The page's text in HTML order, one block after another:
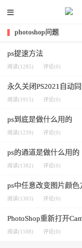
photoshop问题
ps提速方法
阅读(1285) 评论(0)
永久关闭PS2021自动
阅读(1915) 评论(0)
ps到底是做什么用的
阅读(1239) 评论(0)
ps的通道是做什么用的
阅读(1382) 评论(0)
ps中任意改变图片颜色
阅读(1303) 评论(0)
PhotoShop重新打开
阅读(1508) 评论(0)